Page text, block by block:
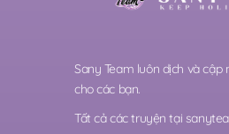
Sany Team luôn dịch và
cho các bạn.
Tất cả các truyện tại